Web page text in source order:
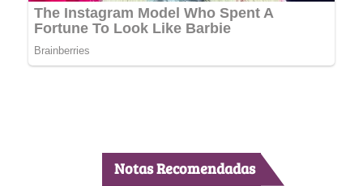
Notas Recomendadas